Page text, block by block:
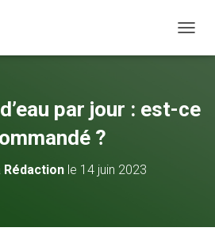
par jour : est-ce
?
Rédactionle 14 juin 2023